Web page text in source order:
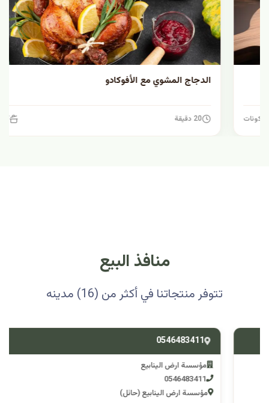
الدجاج المشوي مع الأفوكادو
منافذ البيع
تتوفر منتجاتنا في أكثر من (16) مدينه
0546483411
مؤسسة ارض الينابيع
0546483411
مؤسسة ارض الينابيع (حائل)